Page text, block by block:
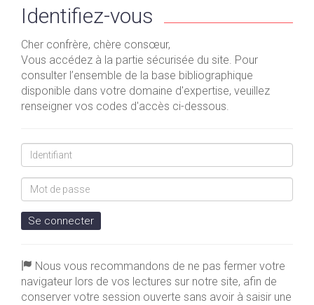
Identifiez-vous
Cher confrère, chère consœur,
Vous accédez à la partie sécurisée du site. Pour
consulter l’ensemble de la base bibliographique
disponible dans votre domaine d'expertise, veuillez
renseigner vos codes d'accès ci-dessous.
Identifiant
Mot
de
passe
Se connecter
Nous vous recommandons de ne pas fermer votre
navigateur lors de vos lectures sur notre site, afin de
conserver votre session ouverte sans avoir à saisir une
WEBINAR SERIES